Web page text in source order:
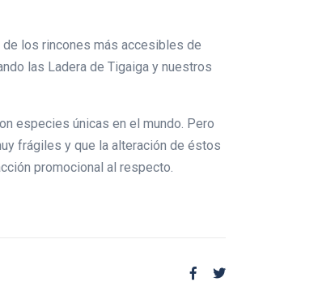
los rincones más accesibles de
las Ladera de Tigaiga y nuestros
especies únicas en el mundo. Pero
frágiles y que la alteración de éstos
promocional al respecto.